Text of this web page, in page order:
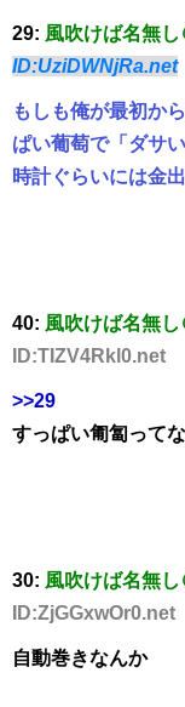
29: 風吹けば名無
ID:UziDWNjRa.net
もしも俺が最初か
ぱい葡萄で「ダサ
時計ぐらいには金
40: 風吹けば名無
ID:TIZV4Rkl0.net
>>29
すっぱい匍匐って
30: 風吹けば名無
ID:ZjGGxwOr0.net
自動巻きなんか